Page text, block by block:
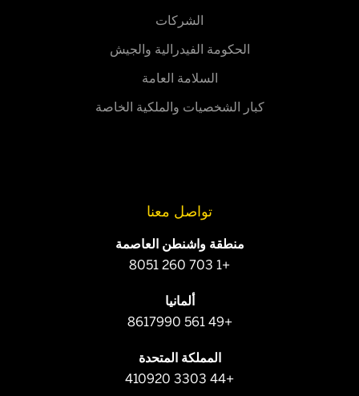
الشركات
الحكومة الفيدرالية والجيش
السلامة العامة
كبار الشخصيات والملكية الخاصة
تواصل معنا
منطقة واشنطن العاصمة
+1 703 260 8051
ألمانيا
+49 561 8617990
المملكة المتحدة
+44 3303 410920